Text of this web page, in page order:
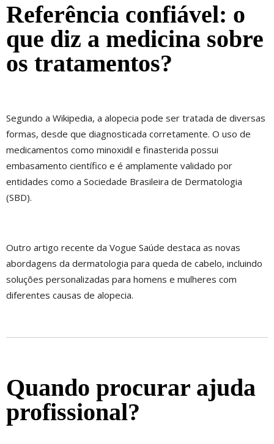
Referência confiável: o
que diz a medicina sobre
os tratamentos?
Segundo a Wikipedia, a alopecia pode ser tratada de diversas
formas, desde que diagnosticada corretamente. O uso de
medicamentos como minoxidil e finasterida possui
embasamento científico e é amplamente validado por
entidades como a Sociedade Brasileira de Dermatologia
(SBD).
Outro artigo recente da Vogue Saúde destaca as novas
abordagens da dermatologia para queda de cabelo, incluindo
soluções personalizadas para homens e mulheres com
diferentes causas de alopecia.
Quando procurar ajuda
profissional?